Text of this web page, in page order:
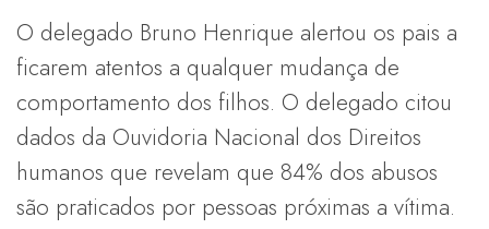
O delegado Bruno Henrique alertou os pais a
ficarem atentos a qualquer mudança de
comportamento dos filhos. O delegado citou
dados da Ouvidoria Nacional dos Direitos
humanos que revelam que 84% dos abusos
são praticados por pessoas próximas a vítima.